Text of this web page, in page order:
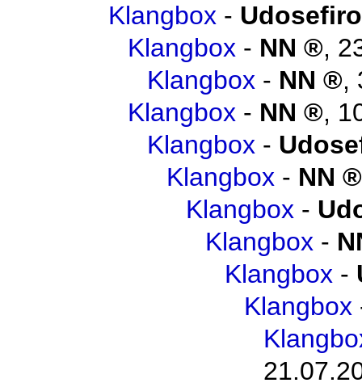
Klangbox -
Klangbox - NN ,
Klangbox - NN ,
Klangbox - NN ,
Klangbox -
Klangbox - NN
Klangbox -
Klangbox -
Klangbox -
Klangbox